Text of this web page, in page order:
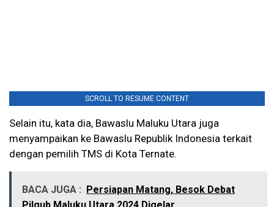
SCROLL TO RESUME CONTENT
Selain itu, kata dia, Bawaslu Maluku Utara juga
menyampaikan ke Bawaslu Republik Indonesia terkait
dengan pemilih TMS di Kota Ternate.
BACA JUGA :
Persiapan Matang, Besok Debat